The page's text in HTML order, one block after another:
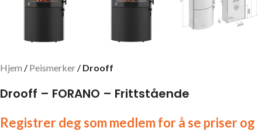
Hjem Peismerker Drooff
Drooff – FORANO – Frittstående
Registrer deg som medlem for å se priser og